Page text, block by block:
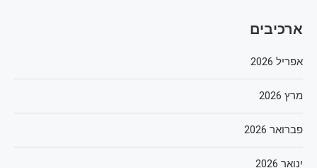
ארכיבים
אפריל 2026
מרץ 2026
פברואר 2026
ינואר 2026